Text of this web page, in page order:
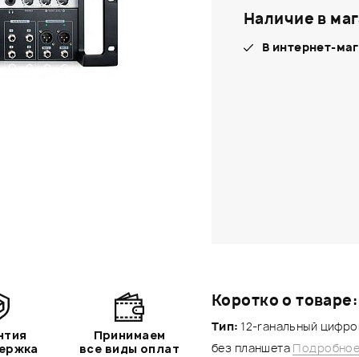
Коротко о товаре:
Тип:12-rанальный
без планшета
Наличие в
В интернет-
Принимаем
все виды оплат